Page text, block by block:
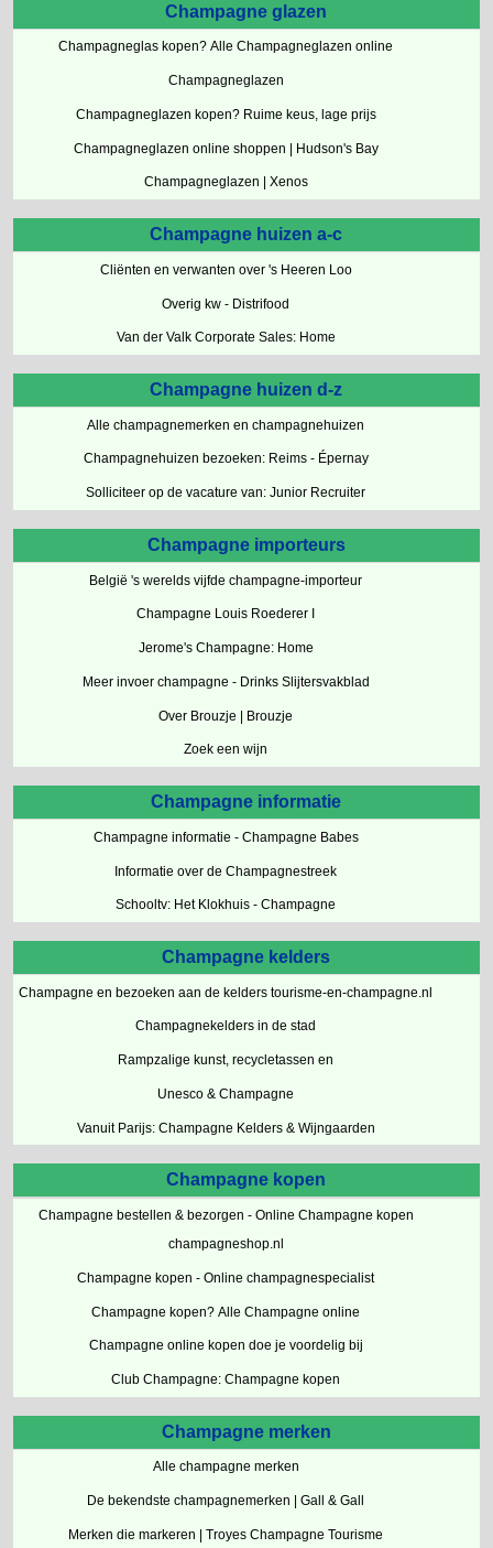
Champagne glazen
Champagneglas kopen? Alle Champagneglazen online
Champagneglazen
Champagneglazen kopen? Ruime keus, lage prijs
Champagneglazen online shoppen | Hudson's Bay
Champagneglazen | Xenos
Champagne huizen a-c
Cliënten en verwanten over 's Heeren Loo
Overig kw - Distrifood
Van der Valk Corporate Sales: Home
Champagne huizen d-z
Alle champagnemerken en champagnehuizen
Champagnehuizen bezoeken: Reims - Épernay
Solliciteer op de vacature van: Junior Recruiter
Champagne importeurs
België 's werelds vijfde champagne-importeur
Champagne Louis Roederer I
Jerome's Champagne: Home
Meer invoer champagne - Drinks Slijtersvakblad
Over Brouzje | Brouzje
Zoek een wijn
Champagne informatie
Champagne informatie - Champagne Babes
Informatie over de Champagnestreek
Schooltv: Het Klokhuis - Champagne
Champagne kelders
Champagne en bezoeken aan de kelders tourisme-en-champagne.nl
Champagnekelders in de stad
Rampzalige kunst, recycletassen en
Unesco & Champagne
Vanuit Parijs: Champagne Kelders & Wijngaarden
Champagne kopen
Champagne bestellen & bezorgen - Online Champagne kopen
champagneshop.nl
Champagne kopen - Online champagnespecialist
Champagne kopen? Alle Champagne online
Champagne online kopen doe je voordelig bij
Club Champagne: Champagne kopen
Champagne merken
Alle champagne merken
De bekendste champagnemerken | Gall & Gall
Merken die markeren | Troyes Champagne Tourisme